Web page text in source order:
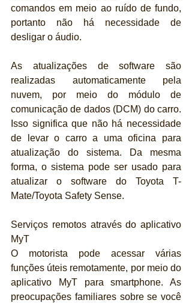
comandos em meio ao ruído de fundo,
portanto não há necessidade de
desligar o áudio.
As atualizações de software são
realizadas automaticamente pela
nuvem, por meio do módulo de
comunicação de dados (DCM) do carro.
Isso significa que não há necessidade
de levar o carro a uma oficina para
atualização do sistema. Da mesma
forma, o sistema pode ser usado para
atualizar o software do Toyota T-
Mate/Toyota Safety Sense.
Serviços remotos através do aplicativo
MyT
O motorista pode acessar várias
funções úteis remotamente, por meio do
aplicativo MyT para smartphone. As
preocupações familiares sobre se você